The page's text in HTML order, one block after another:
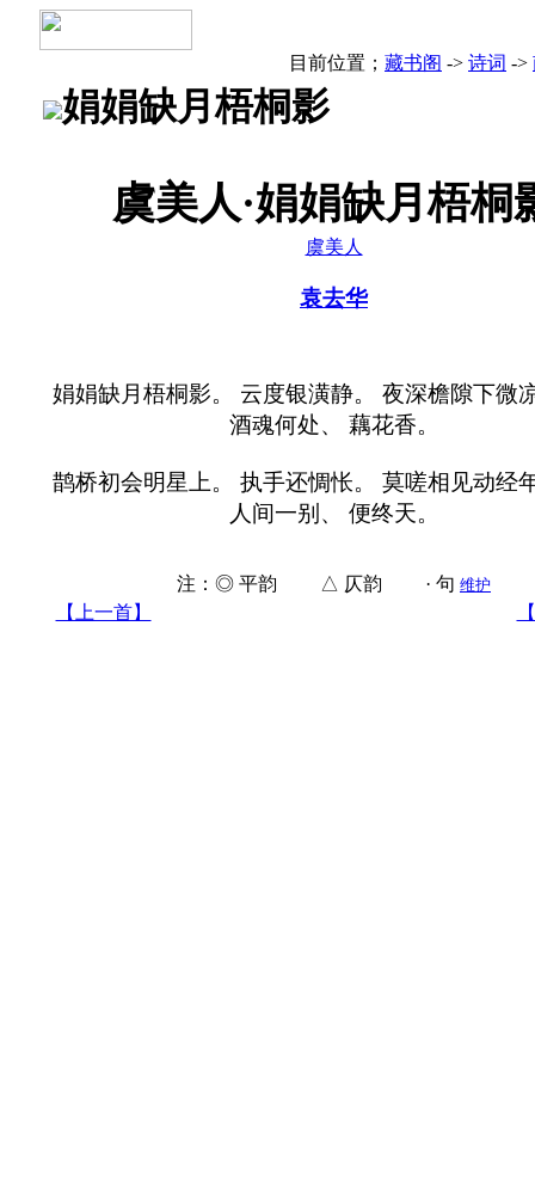
目前位置； 藏书阁 -> 诗词 ->
娟娟缺月梧桐影
虞美人·娟娟缺月梧桐
虞美人
袁去华
娟娟缺月梧桐影。 云度银潢静。 夜深檐隙下微
酒魂何处、 藕花香。
鹊桥初会明星上。 执手还惆怅。 莫嗟相见动经
人间一别、 便终天。
注：◎ 平韵 △ 仄韵 · 句 维护
【上一首】